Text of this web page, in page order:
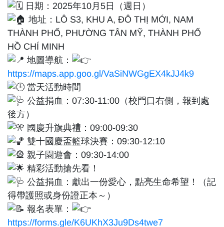
日期：2025年10月5日（週日）
地址：LÔ S3, KHU A, ĐÔ THỊ MỚI, NAM
THÀNH PHỐ, PHƯỜNG TÂN MỸ, THÀNH PHỐ
HỒ CHÍ MINH
地圖導航：
https://maps.app.goo.gl/VaSiNWGgEX4kJJ4k9
當天活動時間
公益捐血：07:30-11:00（校門口右側，報到處
後方）
國慶升旗典禮：09:00-09:30
雙十國慶盃籃球決賽：09:30-12:10
親子園遊會：09:30-14:00
精彩活動搶先看！
公益捐血：獻出一份愛心，點亮生命希望！（記
得帶護照或身份證正本～）
報名表單：
https://forms.gle/K6UKhX3Ju9Ds4twe7